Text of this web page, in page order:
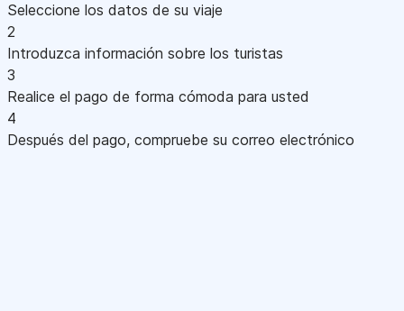
Seleccione los datos de su viaje
2
Introduzca información sobre los turistas
3
Realice el pago de forma cómoda para usted
4
Después del pago, compruebe su correo electrónico